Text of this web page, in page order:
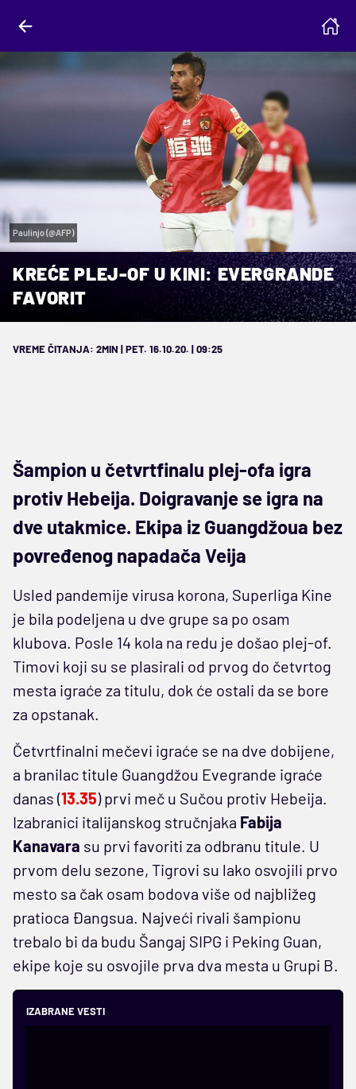
Paulinjo (@AFP)
KREĆE PLEJ-OF U KINI: EVERGRANDE
FAVORIT
VREME ČITANJA: 2MIN | PET. 16.10.20. | 09:25
Šampion u četvrtfinalu plej-ofa igra
protiv Hebeija. Doigravanje se igra na
dve utakmice. Ekipa iz Guangdžoua bez
povređenog napadača Veija
Usled pandemije virusa korona, Superliga Kine
je bila podeljena u dve grupe sa po osam
klubova. Posle 14 kola na redu je došao plej-of.
Timovi koji su se plasirali od prvog do četvrtog
mesta igraće za titulu, dok će ostali da se bore
za opstanak.
Četvrtfinalni mečevi igraće se na dve dobijene,
a branilac titule Guangdžou Evegrande igraće
danas (13.35) prvi meč u Sučou protiv Hebeija.
Izabranici italijanskog stručnjaka Fabija
Kanavara su prvi favoriti za odbranu titule. U
prvom delu sezone, Tigrovi su lako osvojili prvo
mesto sa čak osam bodova više od najbližeg
pratioca Đangsua. Najveći rivali šampionu
trebalo bi da budu Šangaj SIPG i Peking Guan,
ekipe koje su osvojile prva dva mesta u Grupi B.
IZABRANE VESTI